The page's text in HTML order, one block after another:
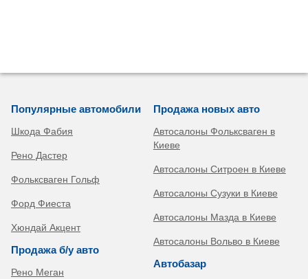
Популярные автомобили
Шкода Фабия
Рено Дастер
Фольксваген Гольф
Форд Фиеста
Хюндай Акцент
Продажа б/у авто
Рено Меган
Продажа новых авто
Автосалоны Фольксваген в
Киеве
Автосалоны Ситроен в Киеве
Автосалоны Сузуки в Киеве
Автосалоны Мазда в Киеве
Автосалоны Вольво в Киеве
Автобазар